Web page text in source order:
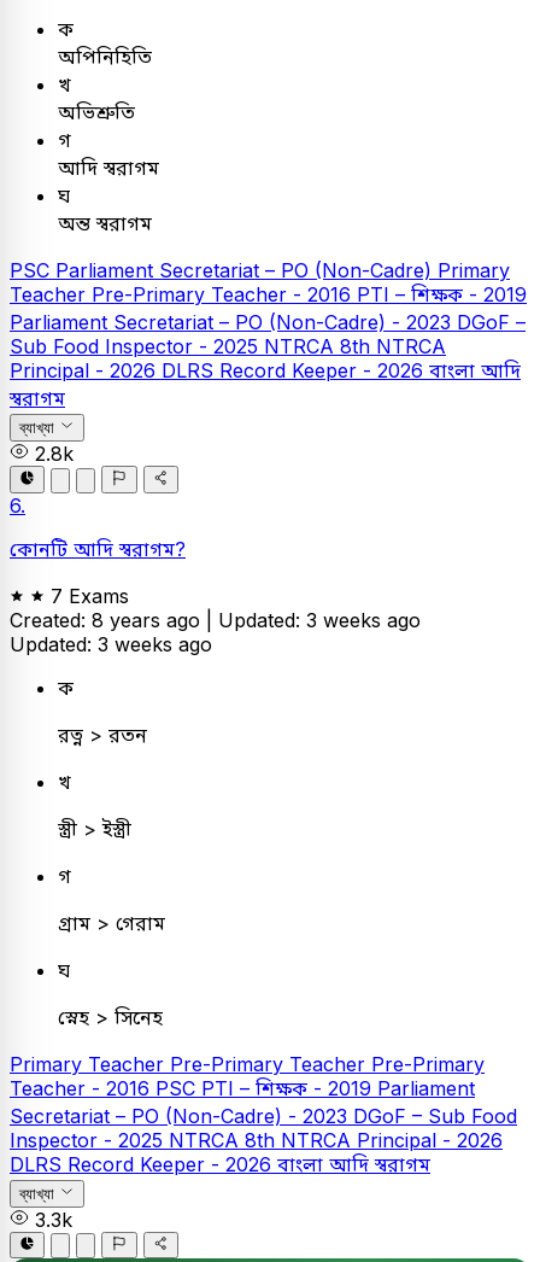
ক
অপিনিহিতি
খ
অভিশ্রুতি
গ
আদি স্বরাগম
ঘ
অন্ত স্বরাগম
PSC Parliament Secretariat – PO (Non-Cadre) Primary
Teacher Pre-Primary Teacher - 2016 PTI – শিক্ষক - 2019
Parliament Secretariat – PO (Non-Cadre) - 2023 DGoF –
Sub Food Inspector - 2025 NTRCA 8th NTRCA
Principal - 2026 DLRS Record Keeper - 2026 বাংলা আদি
স্বরাগম
ব্যাখ্যা
2.8k
6.
কোনটি আদি স্বরাগম?
7 Exams
Created: 8 years ago | Updated: 3 weeks ago
Updated: 3 weeks ago
ক
রত্ন > রতন
খ
স্ত্রী > ইস্ত্রী
গ
গ্রাম > গেরাম
ঘ
স্নেহ > সিনেহ
Primary Teacher Pre-Primary Teacher Pre-Primary
Teacher - 2016 PSC PTI – শিক্ষক - 2019 Parliament
Secretariat – PO (Non-Cadre) - 2023 DGoF – Sub Food
Inspector - 2025 NTRCA 8th NTRCA Principal - 2026
DLRS Record Keeper - 2026 বাংলা আদি স্বরাগম
ব্যাখ্যা
3.3k